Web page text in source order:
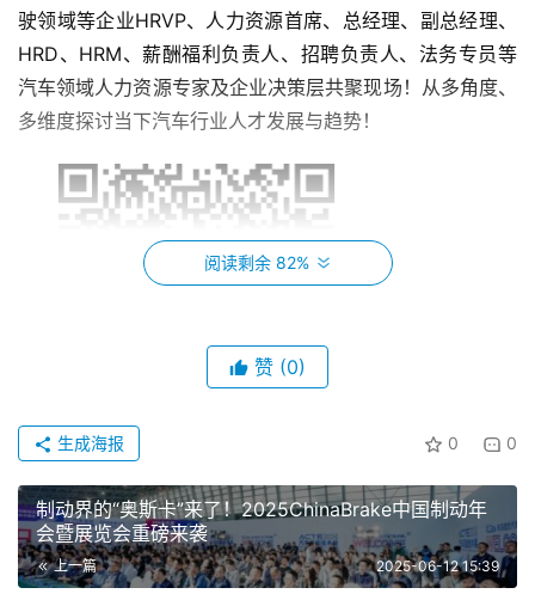
驶领域等企业HRVP、人力资源首席、总经理、副总经理、
HRD、HRM、薪酬福利负责人、招聘负责人、法务专员等
汽车领域人力资源专家及企业决策层共聚现场！从多角度、
多维度探讨当下汽车行业人才发展与趋势！
扫码免费报名参会
会议议程
阅读剩余 82%
赞 (0)
0 0
生成海报
制动界的“奥斯卡”来了！2025ChinaBrake中国制动年
会暨展览会重磅来袭
上一篇 2025-06-12 15:39